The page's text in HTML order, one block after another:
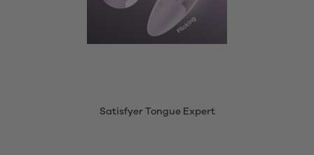
Satisfyer Tongue Expert